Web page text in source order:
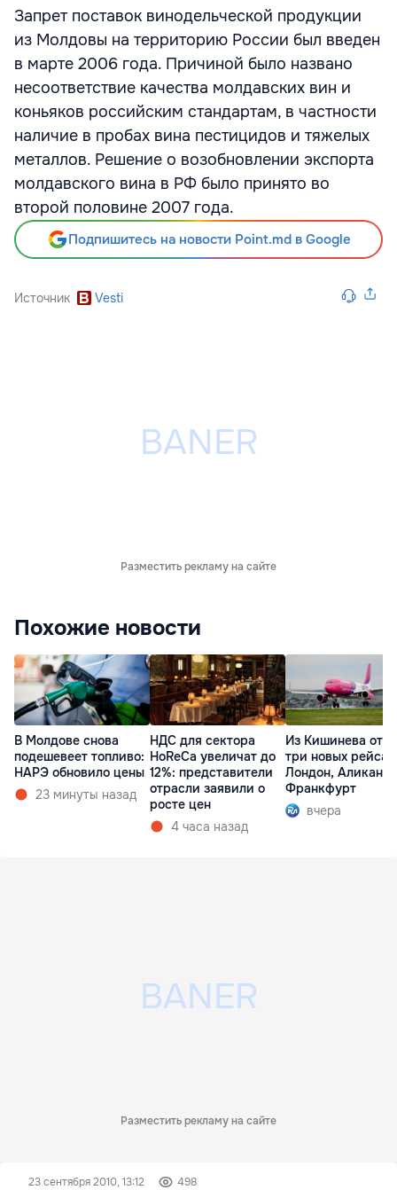
Запрет поставок винодельческой продукции
из Молдовы на территорию России был введен
в марте 2006 года. Причиной было названо
несоответствие качества молдавских вин и
коньяков российским стандартам, в частности
наличие в пробах вина пестицидов и тяжелых
металлов. Решение о возобновлении экспорта
молдавского вина в РФ было принято во
второй половине 2007 года.
Подпишитесь на новости Point.md в Google
Источник Vesti
Разместить рекламу на сайте
Похожие новости
В Молдове снова
подешевеет топливо:
НАРЭ обновило цены
23 минуты назад
НДС для сектора
HoReCa увеличат до
12%: представители
отрасли заявили о
росте цен
4 часа назад
Из Кишинева
три новых рейса
Лондон,
Франкфурт
вчера
Разместить рекламу на сайте
23 сентября 2010, 13:12 498